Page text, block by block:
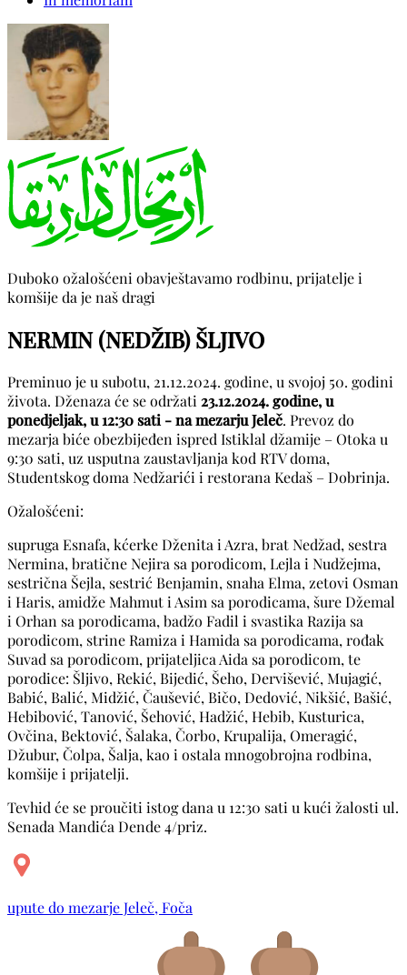
Duboko ožalošćeni obavještavamo rodbinu, prijatelje i
komšije da je naš dragi
NERMIN (NEDŽIB) ŠLJIVO
Preminuo je u subotu, 21.12.2024. godine, u svojoj 50. godini
života. Dženaza će se održati 23.12.2024. godine, u
ponedjeljak, u 12:30 sati - na mezarju Jeleč. Prevoz do
mezarja biće obezbijeđen ispred Istiklal džamije – Otoka u
9:30 sati, uz usputna zaustavljanja kod RTV doma,
Studentskog doma Nedžarići i restorana Kedaš – Dobrinja.
Ožalošćeni:
supruga Esnafa, kćerke Dženita i Azra, brat Nedžad, sestra
Nermina, bratične Nejira sa porodicom, Lejla i Nudžejma,
sestrična Šejla, sestrić Benjamin, snaha Elma, zetovi Osman
i Haris, amidže Mahmut i Asim sa porodicama, šure Džemal
i Orhan sa porodicama, badžo Fadil i svastika Razija sa
porodicom, strine Ramiza i Hamida sa porodicama, rođak
Suvad sa porodicom, prijateljica Aida sa porodicom, te
porodice: Šljivo, Rekić, Bijedić, Šeho, Dervišević, Mujagić,
Babić, Balić, Midžić, Čaušević, Bičo, Dedović, Nikšić, Bašić,
Hebibović, Tanović, Šehović, Hadžić, Hebib, Kusturica,
Ovčina, Bektović, Šalaka, Čorbo, Krupalija, Omeragić,
Džubur, Čolpa, Šalja, kao i ostala mnogobrojna rodbina,
komšije i prijatelji.
Tevhid će se proučiti istog dana u 12:30 sati u kući žalosti ul.
Senada Mandića Dende 4/priz.
upute do mezarje Jeleč, Foča